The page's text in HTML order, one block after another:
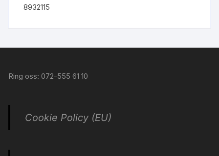
Ring oss: 072-555 61 10
Cookie Policy (EU)